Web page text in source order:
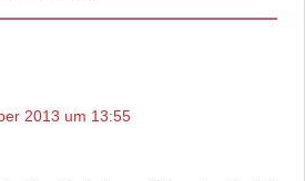
2013 um 13:55